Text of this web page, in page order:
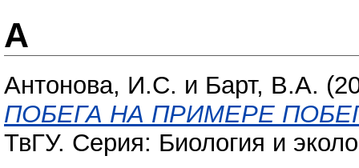
А
Антонова, И.С. и Барт, В.А.
ПОБЕГА НА ПРИМЕРЕ
ТвГУ. Серия: Биология и